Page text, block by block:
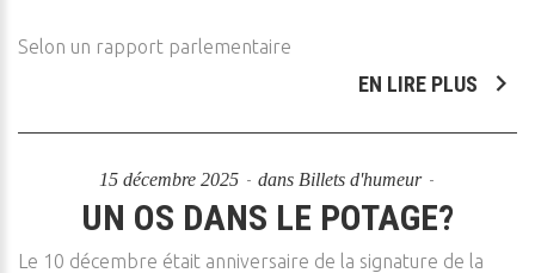
Selon un rapport parlementaire
EN LIRE PLUS
15 décembre 2025 dans Billets d'humeur
UN OS DANS LE POTAGE?
Le 10 décembre était anniversaire de la signature de la